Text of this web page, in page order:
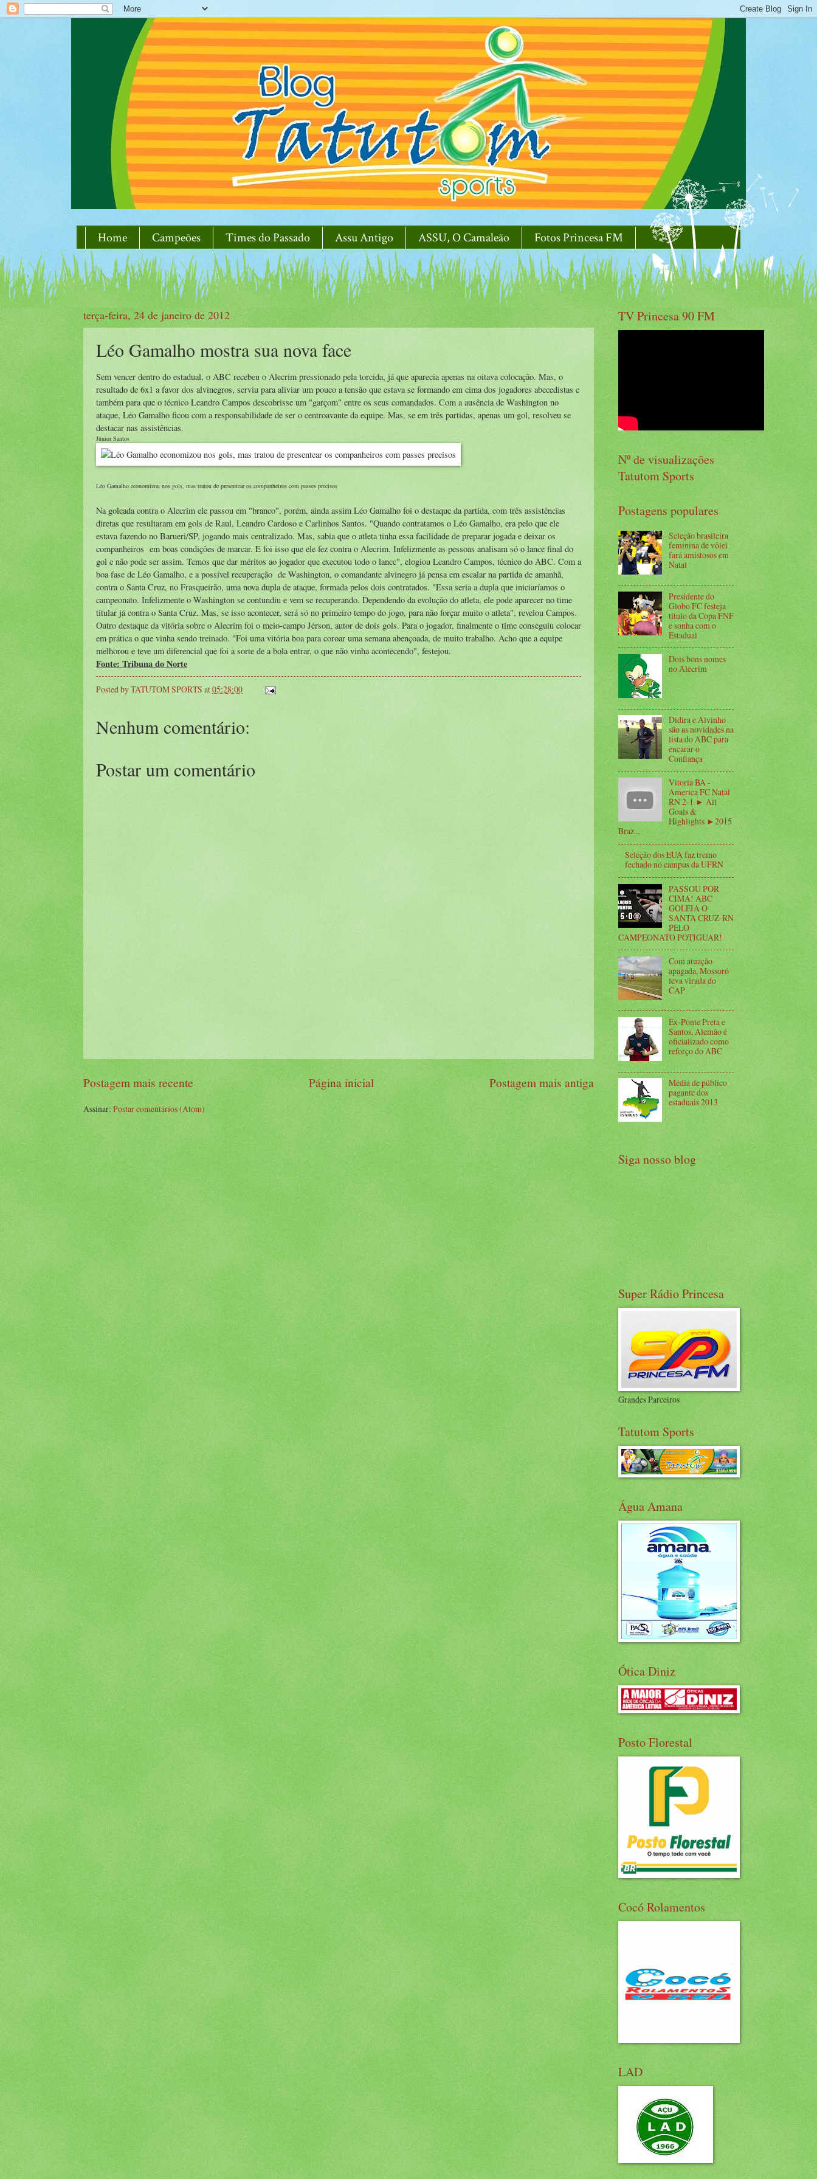
Home Campeões Times do Passado Assu Antigo ASSU, O Camaleão Fotos Princesa FM
terça-feira, 24 de janeiro de 2012
Léo Gamalho mostra sua nova face
Sem vencer dentro do estadual, o ABC recebeu o Alecrim pressionado pela torcida, já que aparecia apenas na oitava colocação. Mas, o
resultado de 6x1 a favor dos alvinegros, serviu para aliviar um pouco a tensão que estava se formando em cima dos jogadores abecedistas e
também para que o técnico Leandro Campos descobrisse um "garçom" entre os seus comandados. Com a ausência de Washington no
ataque, Léo Gamalho ficou com a responsabilidade de ser o centroavante da equipe. Mas, se em três partidas, apenas um gol, resolveu se
destacar nas assistências.
Júnior Santos
Léo Gamalho economizou nos gols, mas tratou de presentear os companheiros com passes precisos
Na goleada contra o Alecrim ele passou em "branco", porém, ainda assim Léo Gamalho foi o destaque da partida, com três assistências
diretas que resultaram em gols de Raul, Leandro Cardoso e Carlinhos Santos. "Quando contratamos o Léo Gamalho, era pelo que ele
estava fazendo no Barueri/SP, jogando mais centralizado. Mas, sabia que o atleta tinha essa facilidade de preparar jogada e deixar os
companheiros em boas condições de marcar. E foi isso que ele fez contra o Alecrim. Infelizmente as pessoas analisam só o lance final do
gol e não pode ser assim. Temos que dar méritos ao jogador que executou todo o lance", elogiou Leandro Campos, técnico do ABC. Com a
boa fase de Léo Gamalho, e a possível recuperação de Washington, o comandante alvinegro já pensa em escalar na partida de amanhã,
contra o Santa Cruz, no Frasqueirão, uma nova dupla de ataque, formada pelos dois contratados. "Essa seria a dupla que iniciaríamos o
campeonato. Infelizmente o Washington se contundiu e vem se recuperando. Dependendo da evolução do atleta, ele pode aparecer no time
titular já contra o Santa Cruz. Mas, se isso acontecer, será só no primeiro tempo do jogo, para não forçar muito o atleta", revelou Campos.
Outro destaque da vitória sobre o Alecrim foi o meio-campo Jérson, autor de dois gols. Para o jogador, finalmente o time conseguiu colocar
em prática o que vinha sendo treinado. "Foi uma vitória boa para coroar uma semana abençoada, de muito trabalho. Acho que a equipe
melhorou e teve um diferencial que foi a sorte de a bola entrar, o que não vinha acontecendo", festejou.
Fonte: Tribuna do Norte
Posted byTATUTOM SPORTS at05:28:00
Nenhum comentário:
Postar um comentário
Postagem mais recente Postagem mais antiga
Página inicial
Assinar:Postar comentários (Atom)
TV Princesa 90 FM
Nº de visualizações
Tatutom Sports
Postagens populares
Seleção brasileira
feminina de vôlei
fará amistosos em
Natal
Presidente do
Globo FC festeja
título da Copa FNF
e sonha com o
Estadual
Dois bons nomes
no Alecrim
Didira e Alvinho
são as novidades na
lista do ABC para
encarar o
Confiança
Vitoria BA -
America FC Natal
RN 2-1 ► All
Goals &
Highlights ►2015
Braz...
Seleção dos EUA faz treino
fechado no campus da UFRN
PASSOU POR
CIMA! ABC
GOLEIA O
SANTA CRUZ-RN
PELO
CAMPEONATO POTIGUAR!
Com atuação
apagada, Mossoró
leva virada do
CAP
Ex-Ponte Preta e
Santos, Alemão é
oficializado como
reforço do ABC
Média de público
pagante dos
estaduais 2013
Siga nosso blog
Super Rádio Princesa
Grandes Parceiros
Tatutom Sports
Água Amana
Ótica Diniz
Posto Florestal
Cocó Rolamentos
LAD